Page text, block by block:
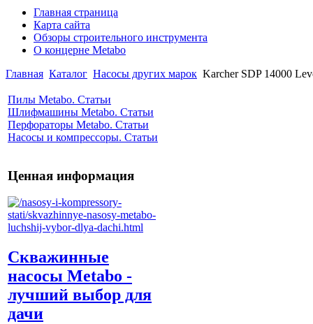
Главная страница
Карта сайта
Обзоры строительного инструмента
О концерне Metabo
Главная Каталог Насосы других марок Karcher SDP 14000
Пилы Metabo. Статьи
Шлифмашины Metabo. Статьи
Перфораторы Metabo. Статьи
Насосы и компрессоры. Статьи
Ценная информация
Скважинные
насосы Metabo -
лучший выбор для
дачи